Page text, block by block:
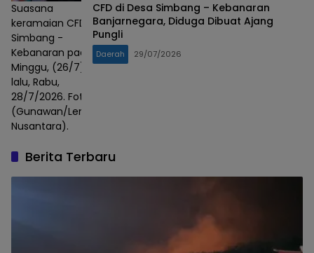
Suasana
keramaian CFD
Simbang -
Kebanaran pada
Minggu, (26/7)
lalu, Rabu,
28/7/2026. Foto :
(Gunawan/Lensa
Nusantara).
CFD di Desa Simbang – Kebanaran
Banjarnegara, Diduga Dibuat Ajang
Pungli
Daerah 29/07/2026
Berita Terbaru